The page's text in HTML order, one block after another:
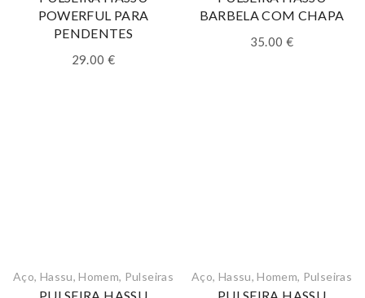
POWERFUL PARA
PENDENTES
29.00 €
BARBELA COM CHAPA
35.00 €
Aço, Hassu,Homem, Pulseiras Aço, Hassu,Homem, Pulseiras